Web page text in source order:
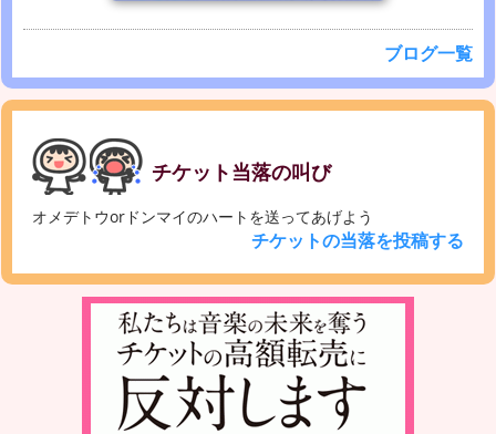
ブログ一覧
チケット当落の叫び
オメデトウorドンマイのハートを送ってあげよう
チケットの当落を投稿する